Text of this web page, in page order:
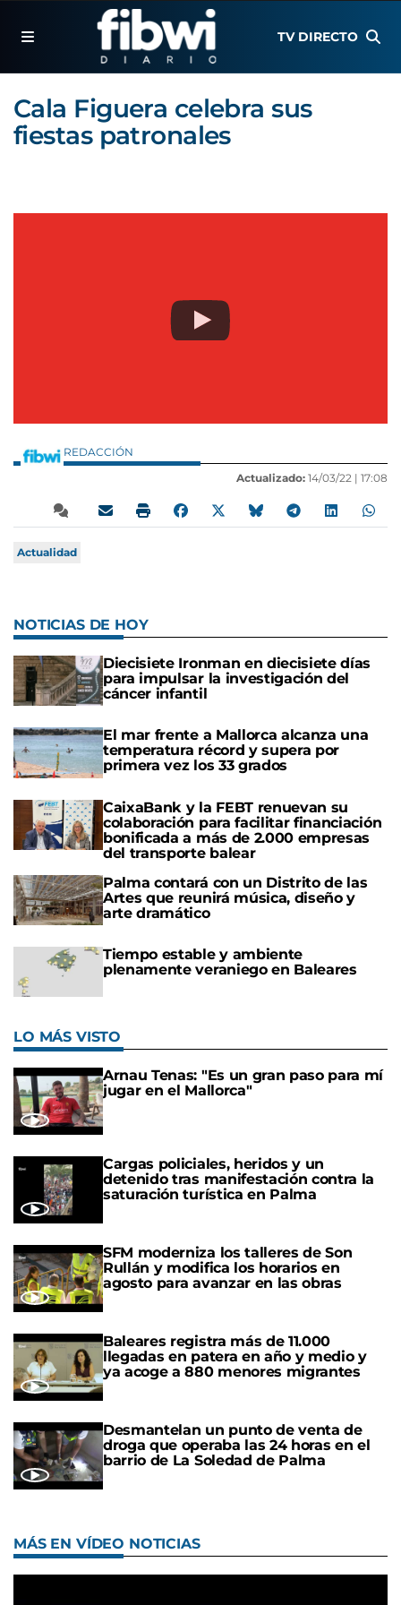
TV DIRECTO
Cala Figuera celebra sus
fiestas patronales
REDACCIÓN
Actualizado: 14/03/22 | 17:08
Actualidad
NOTICIAS DE HOY
Diecisiete Ironman en diecisiete días
para impulsar la investigación del
cáncer infantil
El mar frente a Mallorca alcanza una
temperatura récord y supera por
primera vez los 33 grados
CaixaBank y la FEBT renuevan su
colaboración para facilitar financiación
bonificada a más de 2.000 empresas
del transporte balear
Palma contará con un Distrito de las
Artes que reunirá música, diseño y
arte dramático
Tiempo estable y ambiente
plenamente veraniego en Baleares
LO MÁS VISTO
Arnau Tenas: "Es un gran paso para mí
jugar en el Mallorca"
Cargas policiales, heridos y un
detenido tras manifestación contra la
saturación turística en Palma
SFM moderniza los talleres de Son
Rullán y modifica los horarios en
agosto para avanzar en las obras
Baleares registra más de 11.000
llegadas en patera en año y medio y
ya acoge a 880 menores migrantes
Desmantelan un punto de venta de
droga que operaba las 24 horas en el
barrio de La Soledad de Palma
MÁS EN VÍDEO NOTICIAS